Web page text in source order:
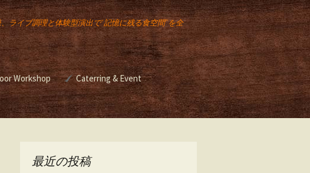
ライブ調理と体験型演出で“記憶に残る食空間”を全
Workshop
ーベキュー講座
モーク講座
Caterring & Event
Event & Catering バーベキュー イベント
最近の投稿